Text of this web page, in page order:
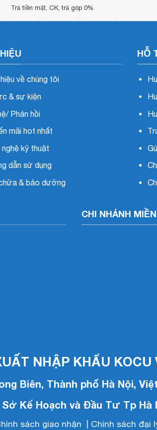
Trả tiền mặt, CK, trả góp 0%
về chúng tôi
& sự kiện
Phản hồi
mãi hot nhất
nghệ kỹ thuật
dẫn sử dụng
& bảo dưỡng
HỖ
CHI NHÁNH
NHẬP KHẨU KOCU
Biên, Thành phố Hà Nội,
Kế Hoạch và Đầu Tư Tp Hà
sách giao nhận Chính sách đại